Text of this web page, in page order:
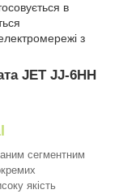
в
з
JET JJ-6HH
сегментним
якість